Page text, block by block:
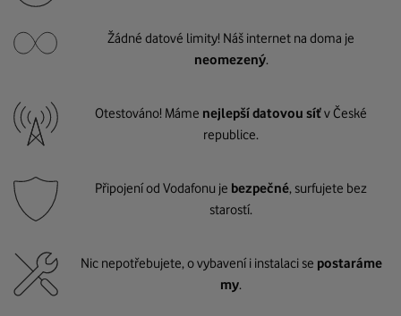
Žádné datové limity! Náš internet na doma je
neomezený.
Otestováno! Máme nejlepší datovou síťv České
republice.
Připojení od Vodafonu je bezpečné, surfujete bez
starostí.
Nic nepotřebujete, o vybavení i instalaci se postaráme
my.